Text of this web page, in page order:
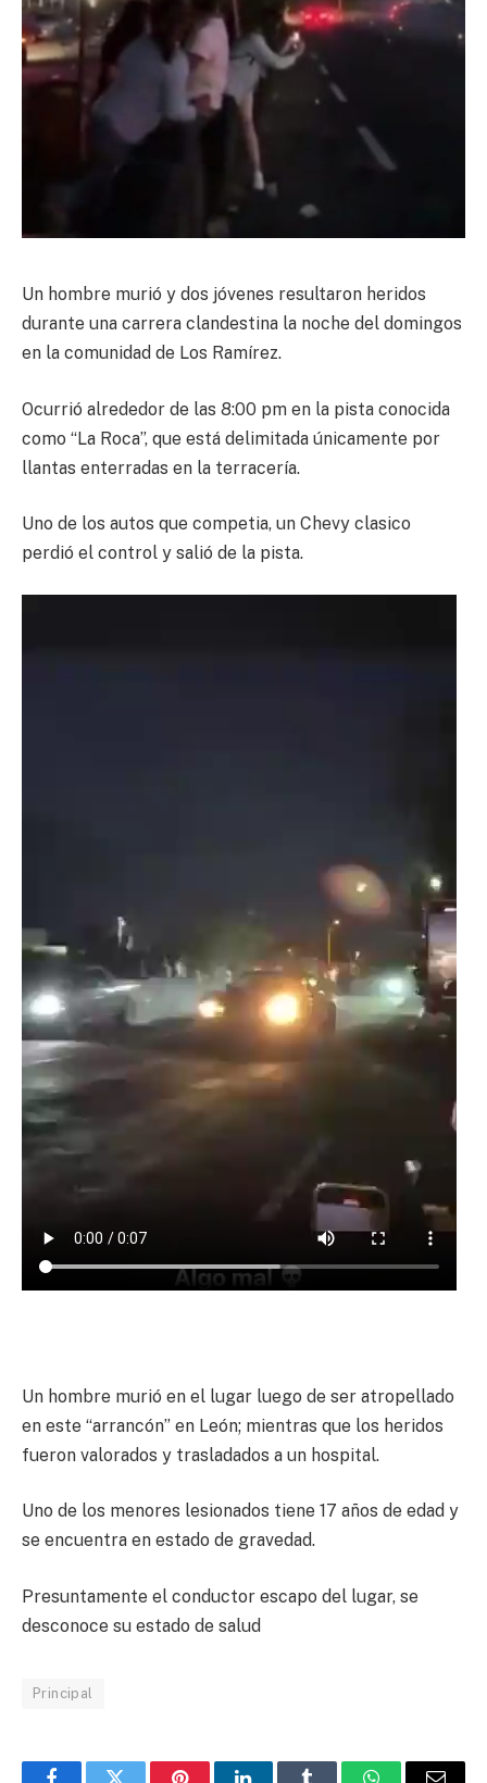
Un hombre murió y dos jóvenes resultaron heridos
durante una carrera clandestina la noche del domingos
en la comunidad de Los Ramírez.
Ocurrió alrededor de las 8:00 pm en la pista conocida
como “La Roca”, que está delimitada únicamente por
llantas enterradas en la terracería.
Uno de los autos que competia, un Chevy clasico
perdió el control y salió de la pista.
Un hombre murió en el lugar luego de ser atropellado
en este “arrancón” en León; mientras que los heridos
fueron valorados y trasladados a un hospital.
Uno de los menores lesionados tiene 17 años de edad y
se encuentra en estado de gravedad.
Presuntamente el conductor escapo del lugar, se
desconoce su estado de salud
Principal